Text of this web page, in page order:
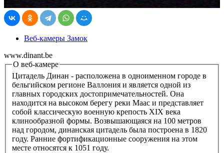
Веб-камеры Замок
www.dinant.be
О веб-камере
Цитадель Динан - расположена в одноименном городе в
бельгийском регионе Валлония и является одной из
главных городских достопримечательностей. Она
находится на высоком берегу реки Маас и представляет
собой классическую военную крепость XIX века
клинообразной формы. Возвышающаяся на 100 метров
над городом, динанская цитадель была построена в 1820
году. Ранние фортификационные сооружения на этом
месте относятся к 1051 году.